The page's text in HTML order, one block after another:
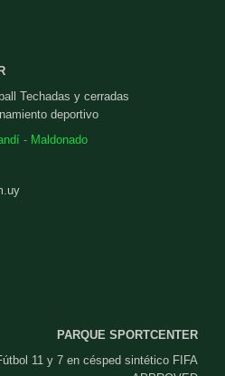
Techadas y cerradas
deportivo
- Maldonado
PARQUE SPORTCENTER
11 y 7 en césped sintético FIFA